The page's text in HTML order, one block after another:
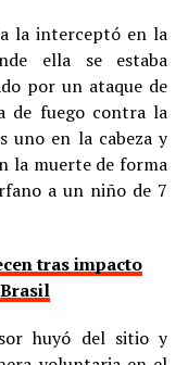
la interceptó en la
ella se estaba
por un ataque de
de fuego contra la
uno en la cabeza y
la muerte de forma
a un niño de 7
tras impacto
huyó del sitio y